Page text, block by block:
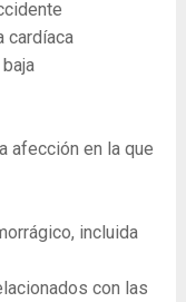
cardíaca
afección en la que
incluida
con las